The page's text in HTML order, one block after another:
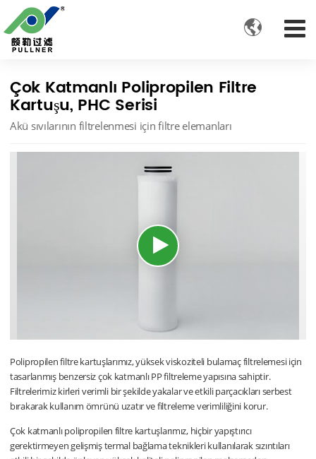

Çok Katmanlı Polipropilen Filtre
Kartuşu, PHC Serisi
Akü sıvılarının filtrelenmesi için filtre elemanları
Polipropilen filtre kartuşlarımız, yüksek viskoziteli bulamaç filtrelemesi için
tasarlanmış benzersiz çok katmanlı PP filtreleme yapısına sahiptir.
Filtrelerimiz kirleri verimli bir şekilde yakalar ve etkili parçacıkları serbest
bırakarak kullanım ömrünü uzatır ve filtreleme verimliliğini korur.
Çok katmanlı polipropilen filtre kartuşlarımız, hiçbir yapıştırıcı
gerektirmeyen gelişmiş termal bağlama teknikleri kullanılarak sızıntıları